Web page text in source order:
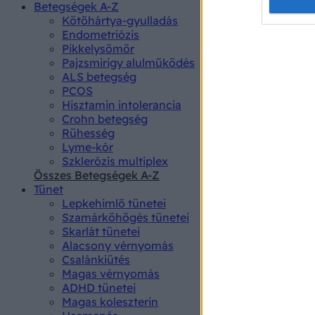
Betegségek A-Z
Kötőhártya-gyulladás
Endometriózis
Pikkelysömör
Pajzsmirigy alulműködés
ALS betegség
PCOS
Hisztamin intolerancia
Crohn betegség
Rühesség
Lyme-kór
Szklerózis multiplex
Összes Betegségek A-Z
Tünet
Lepkehimlő tünetei
Szamárköhögés tünetei
Skarlát tünetei
Alacsony vérnyomás
Csalánkiütés
Magas vérnyomás
ADHD tünetei
Magas koleszterin